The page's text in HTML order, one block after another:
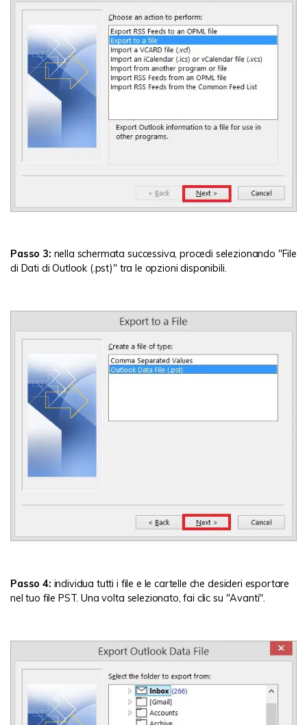
Passo 3: nella schermata successiva, procedi selezionando "File
di Dati di Outlook (.pst)" tra le opzioni disponibili.
Passo 4: individua tutti i file e le cartelle che desideri esportare
nel tuo file PST. Una volta selezionato, fai clic su "Avanti".